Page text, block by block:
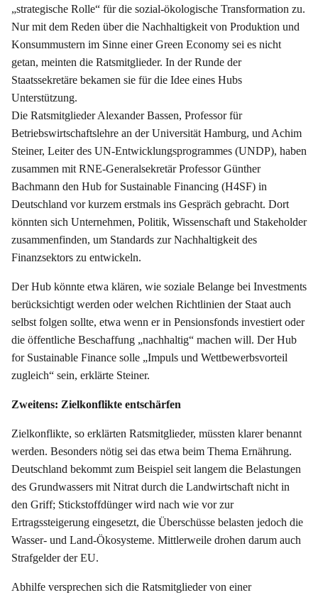
„strategische Rolle“ für die sozial-ökologische Transformation zu.
Nur mit dem Reden über die Nachhaltigkeit von Produktion und
Konsummustern im Sinne einer Green Economy sei es nicht
getan, meinten die Ratsmitglieder. In der Runde der
Staatssekretäre bekamen sie für die Idee eines Hubs
Unterstützung.
Die Ratsmitglieder Alexander Bassen, Professor für
Betriebswirtschaftslehre an der Universität Hamburg, und Achim
Steiner, Leiter des UN-Entwicklungsprogrammes (UNDP), haben
zusammen mit RNE-Generalsekretär Professor Günther
Bachmann den Hub for Sustainable Financing (H4SF) in
Deutschland vor kurzem erstmals ins Gespräch gebracht. Dort
könnten sich Unternehmen, Politik, Wissenschaft und Stakeholder
zusammenfinden, um Standards zur Nachhaltigkeit des
Finanzsektors zu entwickeln.
Der Hub könnte etwa klären, wie soziale Belange bei Investments
berücksichtigt werden oder welchen Richtlinien der Staat auch
selbst folgen sollte, etwa wenn er in Pensionsfonds investiert oder
die öffentliche Beschaffung „nachhaltig“ machen will. Der Hub
for Sustainable Finance solle „Impuls und Wettbewerbsvorteil
zugleich“ sein, erklärte Steiner.
Zweitens: Zielkonflikte entschärfen
Zielkonflikte, so erklärten Ratsmitglieder, müssten klarer benannt
werden. Besonders nötig sei das etwa beim Thema Ernährung.
Deutschland bekommt zum Beispiel seit langem die Belastungen
des Grundwassers mit Nitrat durch die Landwirtschaft nicht in
den Griff; Stickstoffdünger wird nach wie vor zur
Ertragssteigerung eingesetzt, die Überschüsse belasten jedoch die
Wasser- und Land-Ökosysteme. Mittlerweile drohen darum auch
Strafgelder der EU.
Abhilfe versprechen sich die Ratsmitglieder von einer